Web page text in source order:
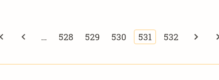
…
Page
528
Page
529
Page
530
Текущая
531
Page
532